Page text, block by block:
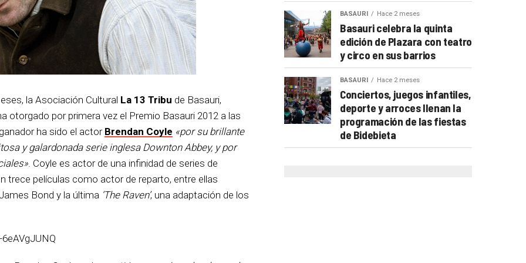
la Asociación Cultural La 13 Tribu de Basauri,
otorgado por primera vez el Premio Basauri 2012 a las
ha sido el actor Brendan Coyle «por su brillante
y galardonada serie inglesa Downton Abbey, y por
. Coyle es actor de una infinidad de series de
trece películas como actor de reparto, entre ellas
Bond y la última ‘The Raven’, una adaptación de los
BASAURI Hace 2 meses
Basauri celebra la quinta
edición de Plazara con teatro
y circo en sus barrios
BASAURI Hace 2 meses
Conciertos, juegos infantiles,
deporte y arroces llenan la
programación de las fiestas
de Bidebieta